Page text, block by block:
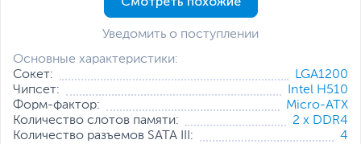
Основные характеристики:
Сокет:
LGA1200
Чипсет:
Intel H510
Форм-фактор:
Micro-ATX
Количество слотов памяти:
2 x DDR4
Количество разъемов SATA III:
4
Уведомить о поступлении